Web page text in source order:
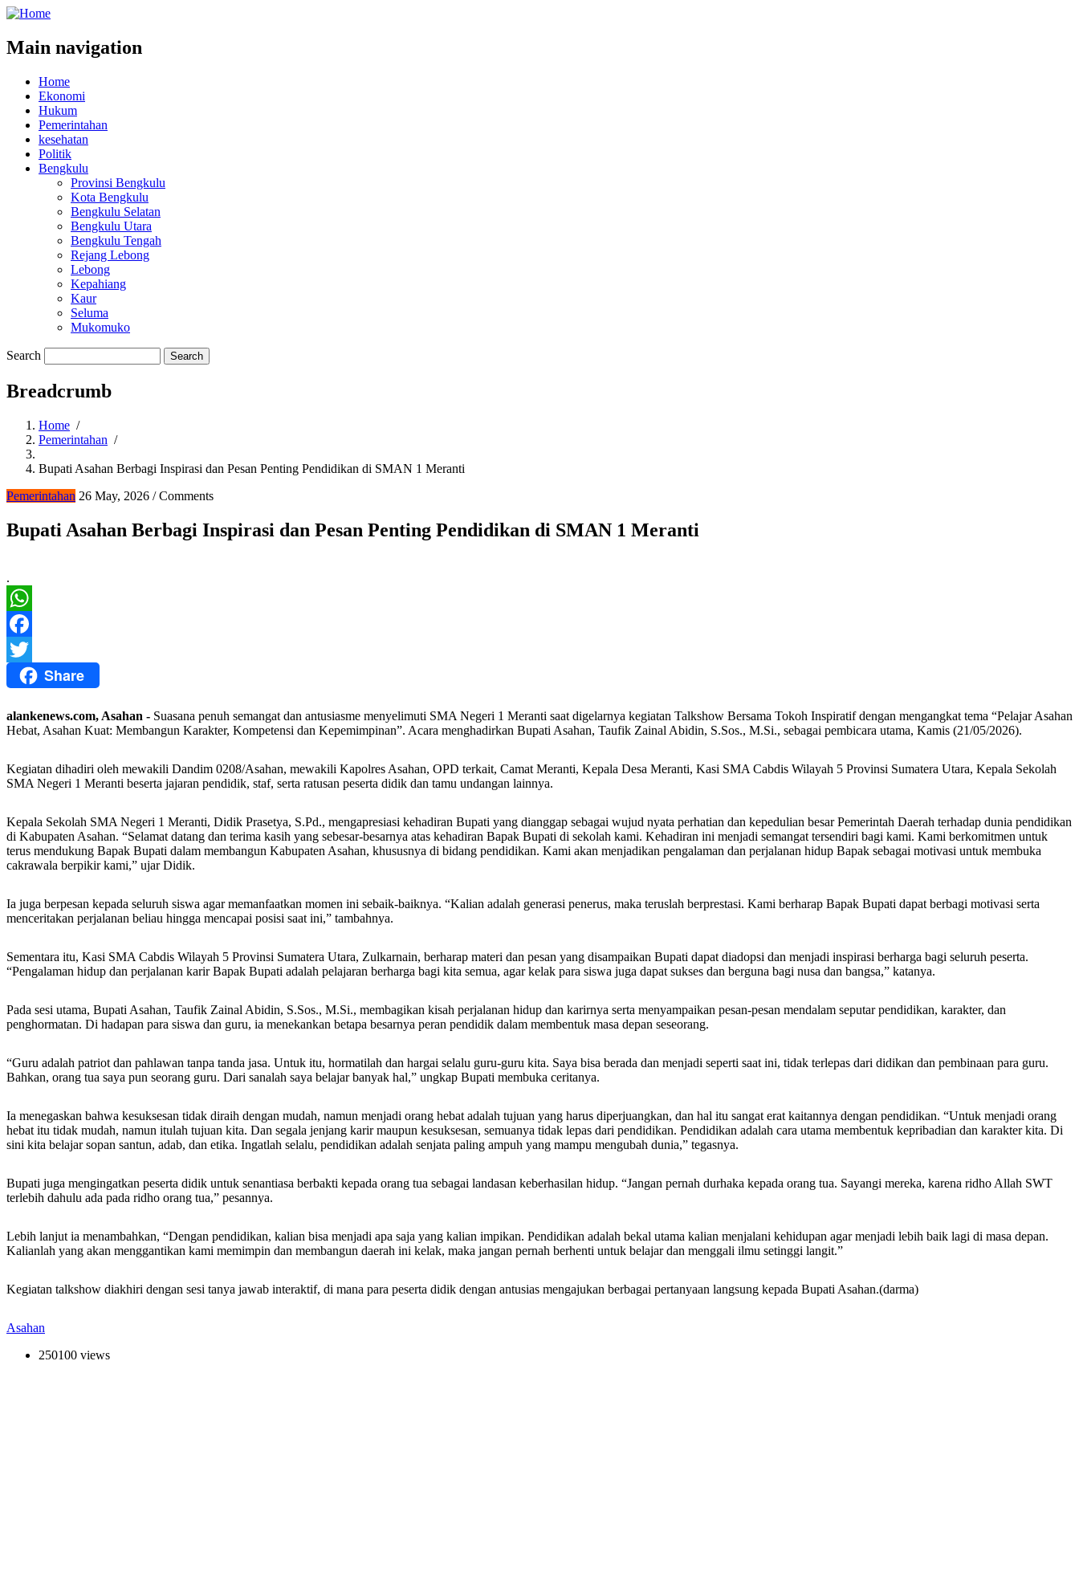
Main navigation
Home
Ekonomi
Hukum
Pemerintahan
kesehatan
Politik
Bengkulu
Provinsi Bengkulu
Kota Bengkulu
Bengkulu Selatan
Bengkulu Utara
Bengkulu Tengah
Rejang Lebong
Lebong
Kepahiang
Kaur
Seluma
Mukomuko
Search
Breadcrumb
Home /
Pemerintahan /
Bupati Asahan Berbagi Inspirasi dan Pesan Penting Pendidikan di SMAN 1 Meranti
Pemerintahan 26 May, 2026 /Comments
Bupati Asahan Berbagi Inspirasi dan Pesan Penting Pendidikan di SMAN 1 Meranti
.
WhatsApp
Facebook
Twitter Share
alankenews.com, Asahan - Suasana penuh semangat dan antusiasme menyelimuti SMA Negeri 1 Meranti saat digelarnya kegiatan Talkshow Bersama Tokoh Inspiratif dengan mengangkat tema “Pelajar Asahan
Hebat, Asahan Kuat: Membangun Karakter, Kompetensi dan Kepemimpinan”. Acara menghadirkan Bupati Asahan, Taufik Zainal Abidin, S.Sos., M.Si., sebagai pembicara utama, Kamis (21/05/2026).
Kegiatan dihadiri oleh mewakili Dandim 0208/Asahan, mewakili Kapolres Asahan, OPD terkait, Camat Meranti, Kepala Desa Meranti, Kasi SMA Cabdis Wilayah 5 Provinsi Sumatera Utara, Kepala Sekolah
SMA Negeri 1 Meranti beserta jajaran pendidik, staf, serta ratusan peserta didik dan tamu undangan lainnya.
Kepala Sekolah SMA Negeri 1 Meranti, Didik Prasetya, S.Pd., mengapresiasi kehadiran Bupati yang dianggap sebagai wujud nyata perhatian dan kepedulian besar Pemerintah Daerah terhadap dunia pendidikan
di Kabupaten Asahan. “Selamat datang dan terima kasih yang sebesar-besarnya atas kehadiran Bapak Bupati di sekolah kami. Kehadiran ini menjadi semangat tersendiri bagi kami. Kami berkomitmen untuk
terus mendukung Bapak Bupati dalam membangun Kabupaten Asahan, khususnya di bidang pendidikan. Kami akan menjadikan pengalaman dan perjalanan hidup Bapak sebagai motivasi untuk membuka
cakrawala berpikir kami,” ujar Didik.
Ia juga berpesan kepada seluruh siswa agar memanfaatkan momen ini sebaik-baiknya. “Kalian adalah generasi penerus, maka teruslah berprestasi. Kami berharap Bapak Bupati dapat berbagi motivasi serta
menceritakan perjalanan beliau hingga mencapai posisi saat ini,” tambahnya.
Sementara itu, Kasi SMA Cabdis Wilayah 5 Provinsi Sumatera Utara, Zulkarnain, berharap materi dan pesan yang disampaikan Bupati dapat diadopsi dan menjadi inspirasi berharga bagi seluruh peserta.
“Pengalaman hidup dan perjalanan karir Bapak Bupati adalah pelajaran berharga bagi kita semua, agar kelak para siswa juga dapat sukses dan berguna bagi nusa dan bangsa,” katanya.
Pada sesi utama, Bupati Asahan, Taufik Zainal Abidin, S.Sos., M.Si., membagikan kisah perjalanan hidup dan karirnya serta menyampaikan pesan-pesan mendalam seputar pendidikan, karakter, dan
penghormatan. Di hadapan para siswa dan guru, ia menekankan betapa besarnya peran pendidik dalam membentuk masa depan seseorang.
“Guru adalah patriot dan pahlawan tanpa tanda jasa. Untuk itu, hormatilah dan hargai selalu guru-guru kita. Saya bisa berada dan menjadi seperti saat ini, tidak terlepas dari didikan dan pembinaan para guru.
Bahkan, orang tua saya pun seorang guru. Dari sanalah saya belajar banyak hal,” ungkap Bupati membuka ceritanya.
Ia menegaskan bahwa kesuksesan tidak diraih dengan mudah, namun menjadi orang hebat adalah tujuan yang harus diperjuangkan, dan hal itu sangat erat kaitannya dengan pendidikan. “Untuk menjadi orang
hebat itu tidak mudah, namun itulah tujuan kita. Dan segala jenjang karir maupun kesuksesan, semuanya tidak lepas dari pendidikan. Pendidikan adalah cara utama membentuk kepribadian dan karakter kita. Di
sini kita belajar sopan santun, adab, dan etika. Ingatlah selalu, pendidikan adalah senjata paling ampuh yang mampu mengubah dunia,” tegasnya.
Bupati juga mengingatkan peserta didik untuk senantiasa berbakti kepada orang tua sebagai landasan keberhasilan hidup. “Jangan pernah durhaka kepada orang tua. Sayangi mereka, karena ridho Allah SWT
terlebih dahulu ada pada ridho orang tua,” pesannya.
Lebih lanjut ia menambahkan, “Dengan pendidikan, kalian bisa menjadi apa saja yang kalian impikan. Pendidikan adalah bekal utama kalian menjalani kehidupan agar menjadi lebih baik lagi di masa depan.
Kalianlah yang akan menggantikan kami memimpin dan membangun daerah ini kelak, maka jangan pernah berhenti untuk belajar dan menggali ilmu setinggi langit.”
Kegiatan talkshow diakhiri dengan sesi tanya jawab interaktif, di mana para peserta didik dengan antusias mengajukan berbagai pertanyaan langsung kepada Bupati Asahan.(darma)
Asahan
250100 views